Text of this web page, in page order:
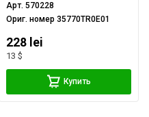
Арт.570228
Ориг. номер35770TR0E01
228 lei
13 $
Купить